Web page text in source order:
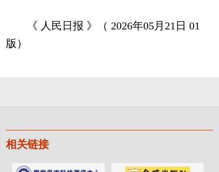
《 人民日报 》（ 2026年05月21日 01
版）
相关链接